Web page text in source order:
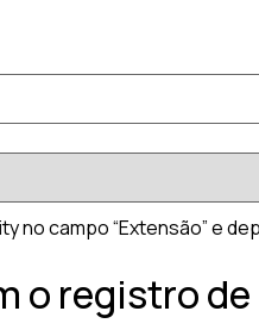
no campo “Extensão” e
o registro